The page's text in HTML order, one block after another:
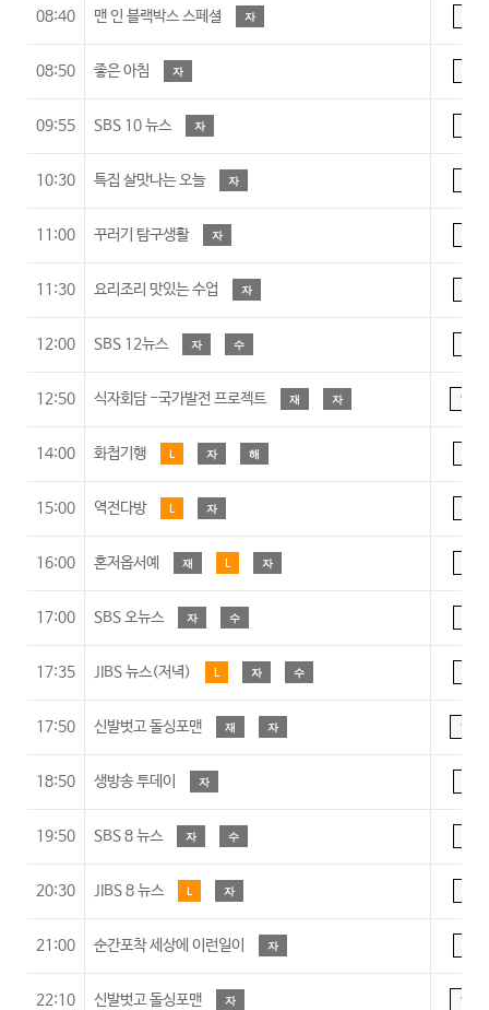
08:40 맨 인 블랙박스 스페셜 자
08:50 좋은 아침 자
09:55 SBS 10 뉴스 자
10:30 특집 살맛나는 오늘 자
11:00 꾸러기 탐구생활 자
11:30 요리조리 맛있는 수업 자
12:00 SBS 12뉴스 자 수
12:50 식자회담 -국가발전 프로젝트 재 자 15
14:00 화첩기행 L 자 해
15:00 역전다방 L 자
16:00 혼저옵서예 재 L 자
17:00 SBS 오뉴스 자 수
17:35 JIBS 뉴스(저녁) L 자 수
17:50 신발벗고 돌싱포맨 재 자 15
18:50 생방송 투데이 자
19:50 SBS 8 뉴스 자 수
20:30 JIBS 8 뉴스 L 자
21:00 순간포착 세상에 이런일이 자
22:10 신발벗고 돌싱포맨 자 15